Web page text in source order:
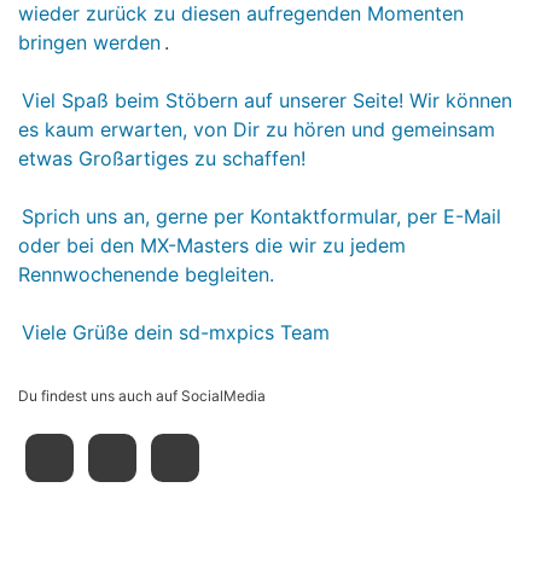
wieder zurück zu diesen aufregenden Momenten
bringen werden .
Viel Spaß beim Stöbern auf unserer Seite! Wir können
es kaum erwarten, von Dir zu hören und gemeinsam
etwas Großartiges zu schaffen!
Sprich uns an, gerne per Kontaktformular, per E-Mail
oder bei den MX-Masters die wir zu jedem
Rennwochenende begleiten.
Viele Grüße dein sd-mxpics Team
Du findest uns auch auf SocialMedia